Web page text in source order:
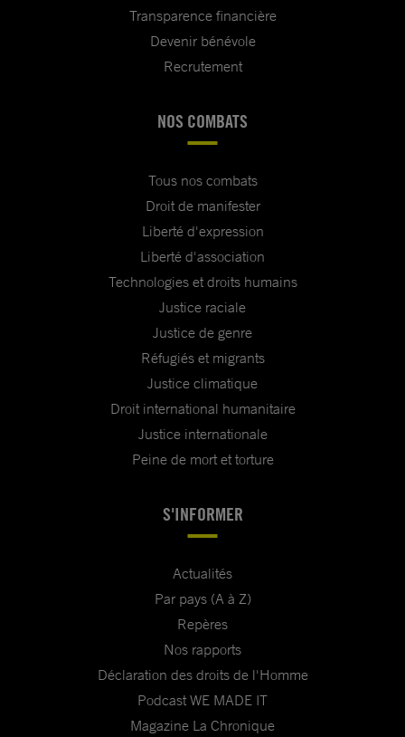
Transparence financière
Devenir bénévole
Recrutement
NOS COMBATS
Tous nos combats
Droit de manifester
Liberté d'expression
Liberté d'association
Technologies et droits humains
Justice raciale
Justice de genre
Réfugiés et migrants
Justice climatique
Droit international humanitaire
Justice internationale
Peine de mort et torture
S'INFORMER
Actualités
Par pays (A à Z)
Repères
Nos rapports
Déclaration des droits de l'Homme
Podcast WE MADE IT
Magazine La Chronique